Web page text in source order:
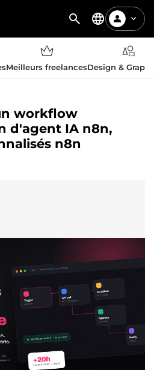
Meilleurs freelancesDesign &
workflow
d'agent IA n8n,
n8n